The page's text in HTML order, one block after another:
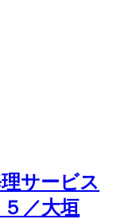
サービス
／大垣